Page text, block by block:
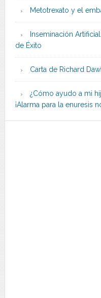
Metotrexato y el
Inseminación
de Éxito
Carta de Richard
¿Cómo ayudo a mi
¡Alarma para la enuresis